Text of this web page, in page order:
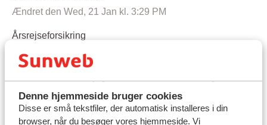
Denne hjemmeside bruger cookies
Disse er små tekstfiler, der automatisk installeres i din
browser, når du besøger vores hjemmeside. Vi
Ændret den Wed, 21 Jan kl. 3:29 PM
Årsrejseforsikring
Ændret den Mon, 2 Feb kl. 4:20 PM
Ændret den Wed, 13 Maj kl. 1:00 PM
Har du brug for en ansvarsforsikring til en skiferie i